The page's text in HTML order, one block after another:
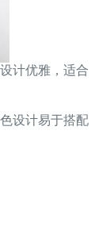
计优雅，适合
设计易于搭配